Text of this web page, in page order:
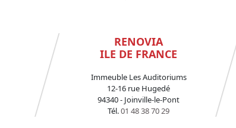
RENOVIA
ILE DE FRANCE
Immeuble Les Auditoriums
12-16 rue Hugedé
94340 - Joinville-le-Pont
Tél.01 48 38 70 29